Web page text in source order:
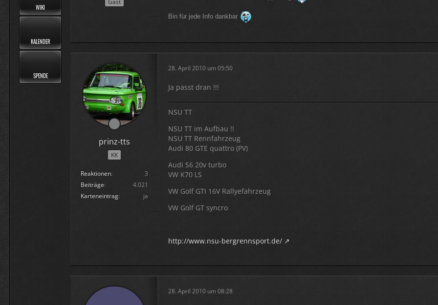
WIKI
KALENDER
SPENDE
Bin für jede Info dankbar
prinz-tts
KK
Reaktionen
3
Beiträge
4.021
Karteneintrag
ja
28. April 2010 um 05:50
Ja passt dran !!!
NSU TT
NSU TT im Aufbau !!
NSU TT Rennfahrzeug
Audi 80 GTE quattro (PV)
Audi S6 20v turbo
VW K70 LS
VW Golf GTI 16V Rallyefahrzeug
VW Golf GT syncro
http://www.nsu-bergrennsport.de/
28. April 2010 um 08:28